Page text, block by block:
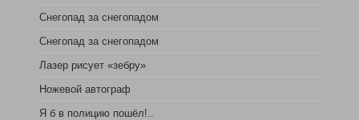
Снегопад за снегопадом
Снегопад за снегопадом
Лазер рисует «зебру»
Ножевой автограф
Я б в полицию пошёл!..